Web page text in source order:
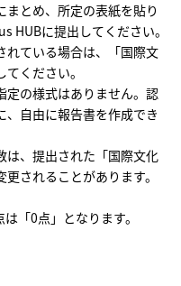
とめ、所定の表紙を貼り
HUBに提出してください。
れている場合は、「国際文
ください。
定の様式はありません。認
、自由に報告書を作成でき
は、提出された「国際文化
されることがあります。
「0点」となります。